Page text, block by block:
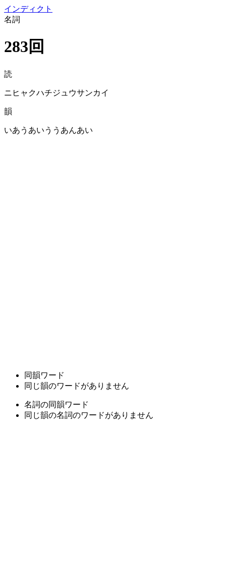
インディクト
名詞
283回
読
ニヒャクハチジュウサンカイ
韻
いあうあいううあんあい
同韻ワード
同じ韻のワードがありません
名詞の同韻ワード
同じ韻の名詞のワードがありません